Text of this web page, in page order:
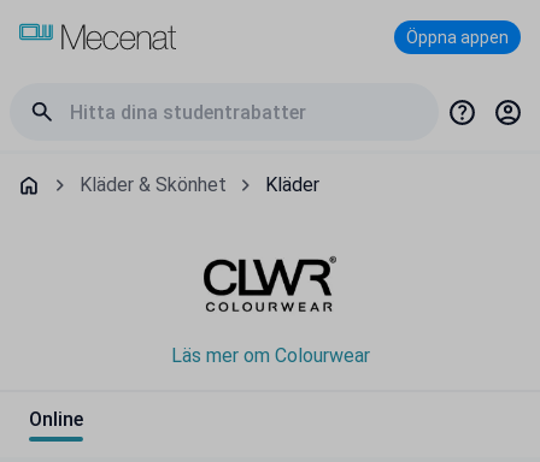
Öppna appen
Kläder & Skönhet Kläder
Läs mer om Colourwear
Online